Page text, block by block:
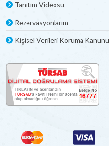
Tanıtım Videosu
Rezervasyonlarım
Kişisel Verileri Koruma Kanunu